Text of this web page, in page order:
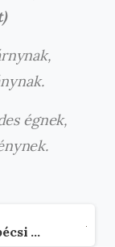
égnek,
Délibáb táncház sorozat bécsi sokszínűséggel fűszerezve